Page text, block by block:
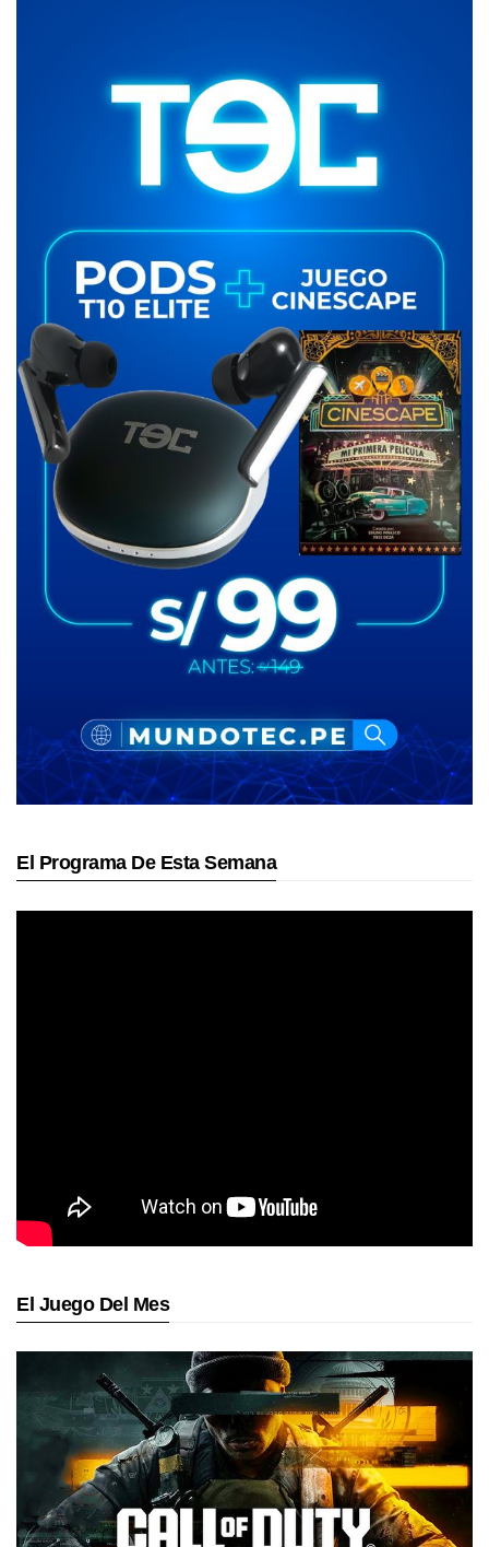
El Programa De Esta Semana
El Juego Del Mes